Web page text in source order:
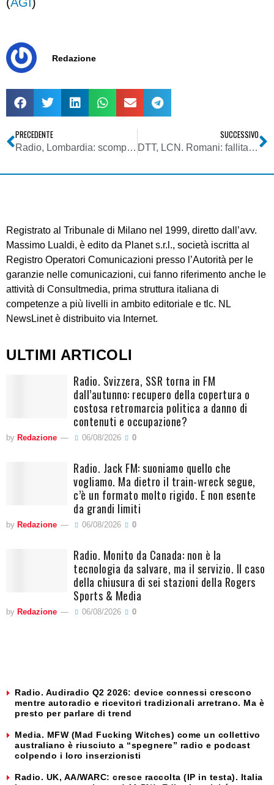
Redazione
PRECEDENTE
Radio, Lombardia: scomparso Massimo Festa, dj di Number One
SUCCESSIVO
DTT, LCN. Romani: fallita autoregolamentazione, si tutelino utenza, canali generalisti ed emittenti locali
Registrato al Tribunale di Milano nel 1999, diretto dall’avv.
Massimo Lualdi, è edito da Planet s.r.l., società iscritta al
Registro Operatori Comunicazioni presso l’Autorità per le
garanzie nelle comunicazioni, cui fanno riferimento anche le
attività di Consultmedia, prima struttura italiana di
competenze a più livelli in ambito editoriale e tlc. NL
NewsLinet è distribuito via Internet.
ULTIMI ARTICOLI
Radio. Svizzera, SSR torna in FM
dall’autunno: recupero della copertura o
costosa retromarcia politica a danno di
contenuti e occupazione?
by Redazione 06/08/2026 0
Radio. Jack FM: suoniamo quello che
vogliamo. Ma dietro il train-wreck segue,
c’è un formato molto rigido. E non esente
da grandi limiti
by Redazione 06/08/2026 0
Radio. Monito da Canada: non è la
tecnologia da salvare, ma il servizio. Il caso
della chiusura di sei stazioni della Rogers
Sports & Media
by Redazione 06/08/2026 0
Radio. Audiradio Q2 2026: device connessi crescono
mentre autoradio e ricevitori tradizionali arretrano. Ma è
presto per parlare di trend
Media. MFW (Mad Fucking Witches) come un collettivo
australiano è riusciuto a “spegnere” radio e podcast
colpendo i loro inserzionisti
Radio. UK, AA/WARC: cresce raccolta (IP in testa). Italia